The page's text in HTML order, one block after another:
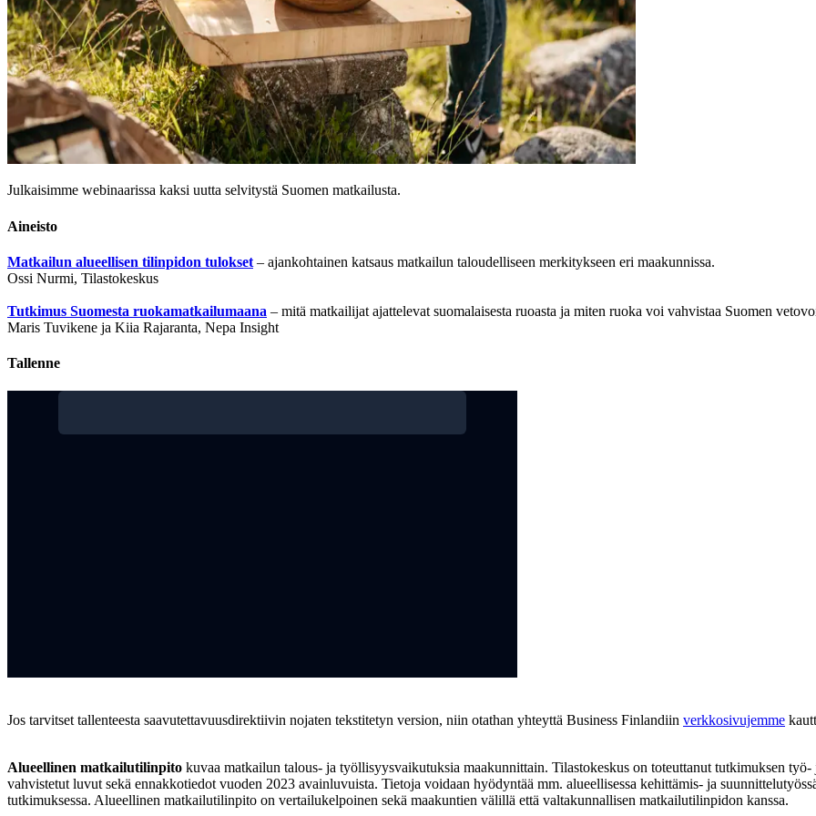
Julkaisimme webinaarissa kaksi uutta selvitystä Suomen matkailusta.
Aineisto
Matkailun alueellisen tilinpidon tulokset – ajankohtainen katsaus matkailun taloudelliseen merkitykseen eri maakunnissa.
Ossi Nurmi, Tilastokeskus
Tutkimus Suomesta ruokamatkailumaana – mitä matkailijat ajattelevat suomalaisesta ruoasta ja miten ruoka voi vahvistaa Suomen
Maris Tuvikene ja Kiia Rajaranta, Nepa Insight
Tallenne
Jos tarvitset tallenteesta saavutettavuusdirektiivin nojaten tekstitetyn version, niin otathan yhteyttä Business Finlandiin verkkosivujemme
Alueellinen matkailutilinpito kuvaa matkailun talous- ja työllisyysvaikutuksia maakunnittain. Tilastokeskus on toteuttanut tutkimuksen
vahvistetut luvut sekä ennakkotiedot vuoden 2023 avainluvuista. Tietoja voidaan hyödyntää mm. alueellisessa kehittämis- ja
tutkimuksessa. Alueellinen matkailutilinpito on vertailukelpoinen sekä maakuntien välillä että valtakunnallisen matkailutilinpidon kanssa.